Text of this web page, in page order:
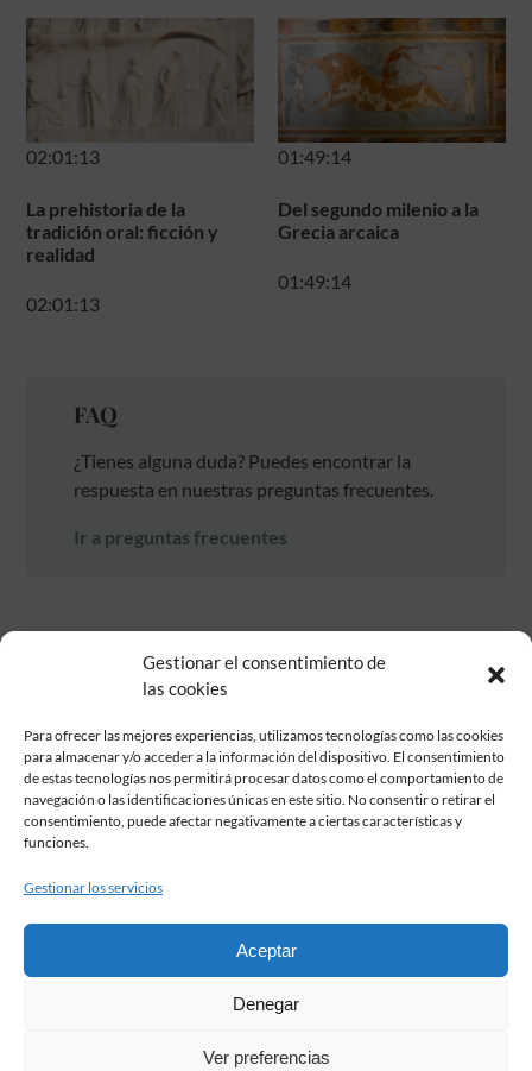
Gestionar el consentimiento de
las cookies
Para ofrecer las mejores experiencias, utilizamos tecnologías como las cookies
para almacenar y/o acceder a la información del dispositivo. El consentimiento
de estas tecnologías nos permitirá procesar datos como el comportamiento de
navegación o las identificaciones únicas en este sitio. No consentir o retirar el
consentimiento, puede afectar negativamente a ciertas características y
funciones.
Gestionar los servicios
Aceptar
Denegar
Ver preferencias
02:01:13
La prehistoria de la
tradición oral: ficción y
realidad
02:01:13
01:49:14
Del segundo milenio a la
Grecia arcaica
01:49:14
FAQ
¿Tienes alguna duda? Puedes encontrar la
respuesta en nuestras preguntas frecuentes.
Ir a preguntas frecuentes
Fundación Pastor de Estudios Clásicos
Calle Serrano, 107. Madrid, 28006.
915617236
2026 Todos los derechos reservados © Fundación Pastor. Sitio web
Condiciones de contratación
Aviso legal